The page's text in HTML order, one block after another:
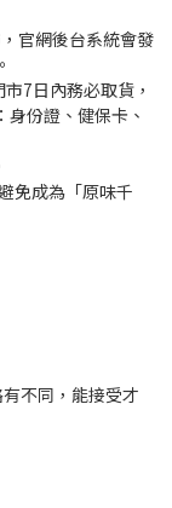
官網後台系統會發
7日內務必取貨，
份證、健保卡、
免成為「原味千
不同，能接受才